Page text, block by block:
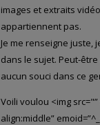
images et extraits
appartiennent pas.
Je me renseigne juste,
dans le sujet. Peut-être
aucun souci dans ce
Voili voulou <img src="
align:middle”